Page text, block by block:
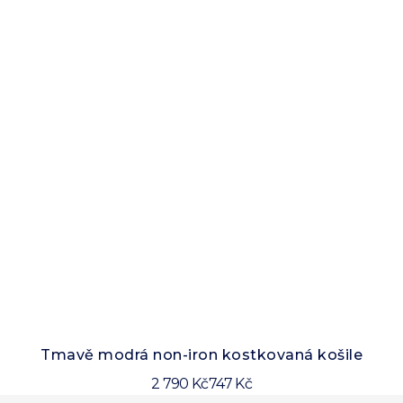
Tmavě modrá non-iron kostkovaná košile
2 790 Kč747 Kč